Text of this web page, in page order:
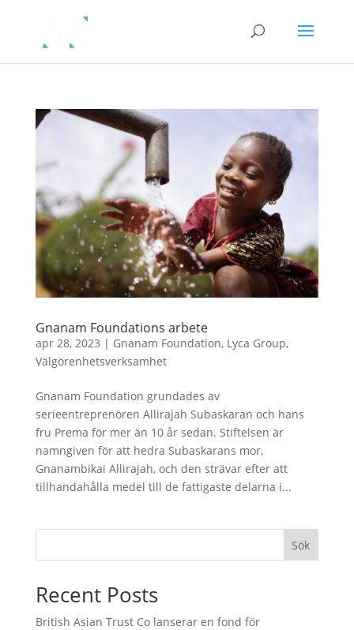
Gnanam Foundations arbete
apr 28, 2023 | Gnanam Foundation, Lyca Group,
Välgörenhetsverksamhet
Gnanam Foundation grundades av
serieentreprenören Allirajah Subaskaran och hans
fru Prema för mer än 10 år sedan. Stiftelsen är
namngiven för att hedra Subaskarans mor,
Gnanambikai Allirajah, och den strävar efter att
tillhandahålla medel till de fattigaste delarna i...
Sök
Recent Posts
British Asian Trust Co lanserar en fond för